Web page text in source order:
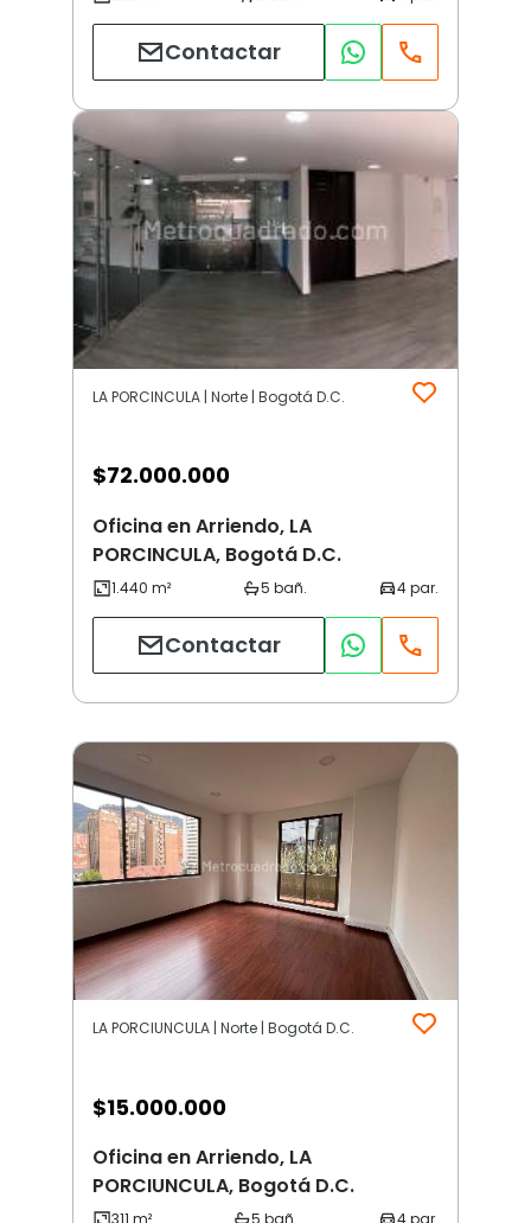
Contactar
LA PORCINCULA | Norte | Bogotá D.C.
$72.000.000
Oficina en Arriendo, LA
PORCINCULA, Bogotá D.C.
Contactar
LA PORCIUNCULA | Norte | Bogotá D.C.
$15.000.000
Oficina en Arriendo, LA
PORCIUNCULA, Bogotá D.C.